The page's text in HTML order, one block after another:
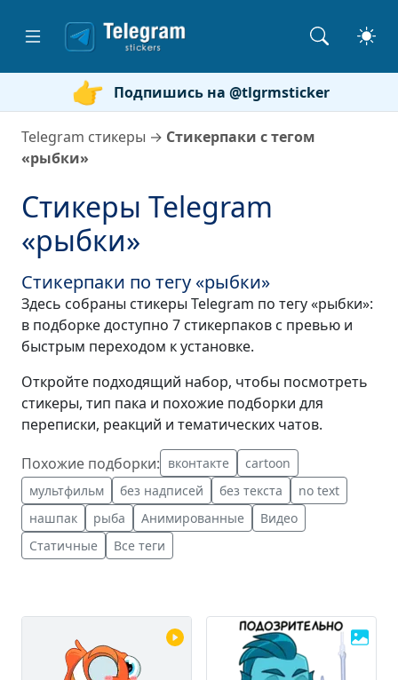
Подпишись на @tlgrmsticker
Telegram стикеры → Стикерпаки с тегом
«рыбки»
Стикеры Telegram
«рыбки»
Стикерпаки по тегу «рыбки»
Здесь собраны стикеры Telegram по тегу «рыбки»:
в подборке доступно 7 стикерпаков с превью и
быстрым переходом к установке.
Откройте подходящий набор, чтобы посмотреть
стикеры, тип пака и похожие подборки для
переписки, реакций и тематических чатов.
Похожие подборки: вконтакте
cartoon
мультфильм
без надписей без текста
no text
нашпак
рыба Анимированные
Видео
Статичные
Все теги